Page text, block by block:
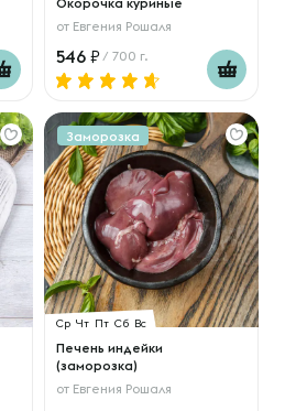
от Евгения Рошаля
546 / 700 г.
Заморозка
Ср Чт Пт Сб Вс
Печень индейки
(заморозка)
от Евгения Рошаля